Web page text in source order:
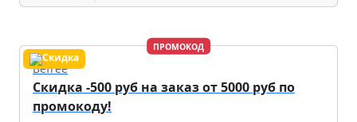
ПРОМОКОД
Befree
Скидка -500 руб на заказ от 5000 руб по
промокоду!